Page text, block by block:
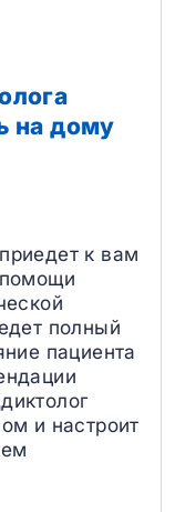
на дому
к вам
полный
пациента
и настроит